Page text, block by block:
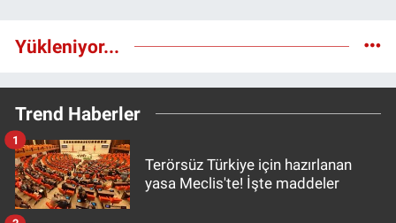
Yükleniyor...
Trend Haberler
Terörsüz Türkiye için hazırlanan
yasa Meclis'te! İşte maddeler
1